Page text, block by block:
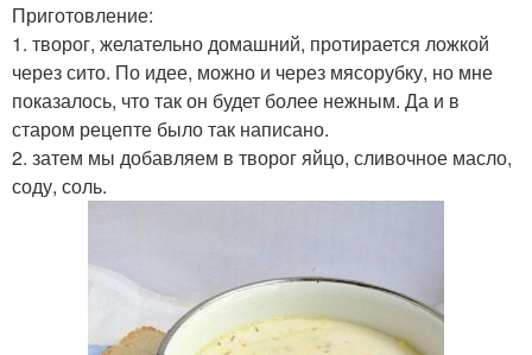
Приготовление:
1. творог, желательно домашний, протирается ложкой
через сито. По идее, можно и через мясорубку, но мне
показалось, что так он будет более нежным. Да и в
старом рецепте было так написано.
2. затем мы добавляем в творог яйцо, сливочное масло,
соду, соль.